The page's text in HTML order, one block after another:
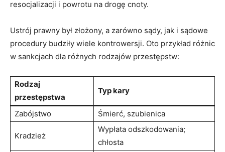
resocjalizacji i powrotu na drogę cnoty.
Ustrój prawny był złożony, a zarówno sądy, jak i sądowe
procedury budziły wiele kontrowersji. Oto przykład różnic
w sankcjach dla różnych rodzajów przestępstw:
Rodzaj
przestępstwa
Typ kary
Zabójstwo Śmierć, szubienica
Kradzież
Wypłata odszkodowania;
chłosta